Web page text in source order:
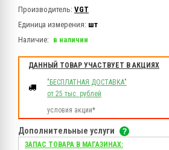
Производитель: VGT
Единица измерения: шт
Наличие: в наличии
ДАННЫЙ ТОВАР УЧАСТВУЕТ В АКЦИЯХ
"БЕСПЛАТНАЯ ДОСТАВКА"
от 25 тыс. рублей
условия акции*
Дополнительные услуги
ЗАПАС ТОВАРА В МАГАЗИНАХ: